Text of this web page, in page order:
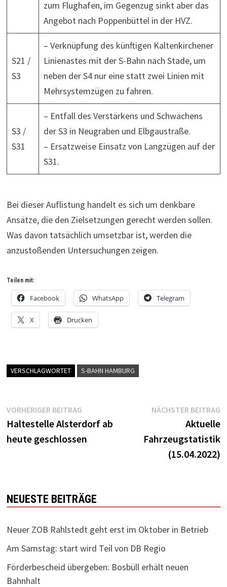
zum Flughafen, im Gegenzug sinkt aber das
Angebot nach Poppenbüttel in der HVZ.
S21 /
S3
– Verknüpfung des künftigen Kaltenkirchener
Linienastes mit der S-Bahn nach Stade, um
neben der S4 nur eine statt zwei Linien mit
Mehrsystemzügen zu fahren.
S3 /
S31
– Entfall des Verstärkens und Schwächens
der S3 in Neugraben und Elbgaustraße.
– Ersatzweise Einsatz von Langzügen auf der
S31.
Bei dieser Auflistung handelt es sich um denkbare
Ansätze, die den Zielsetzungen gerecht werden sollen.
Was davon tatsächlich umsetzbar ist, werden die
anzustoßenden Untersuchungen zeigen.
Teilen mit:
Facebook WhatsApp Telegram
X Drucken
VERSCHLAGWORTET S-BAHN HAMBURG
Beitragsnavigation
VORHERIGER BEITRAGVorheriger
Beitrag:
Haltestelle Alsterdorf ab
heute geschlossen
NÄCHSTER BEITRAG
Aktuelle
Fahrzeugstatistik
(15.04.2022)
NEUESTE BEITRÄGE
Neuer ZOB Rahlstedt geht erst im Oktober in Betrieb
Am Samstag: start wird Teil von DB Regio
Förderbescheid übergeben: Bosbüll erhält neuen
Bahnhalt